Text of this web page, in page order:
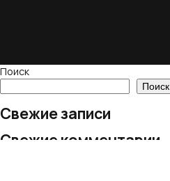
Поиск
Поиск
Свежие записи
Свежие комментарии